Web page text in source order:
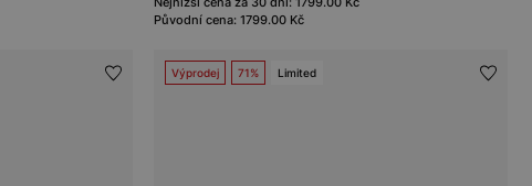
Původní cena: 1799.00 Kč
Výprodej 71% Limited